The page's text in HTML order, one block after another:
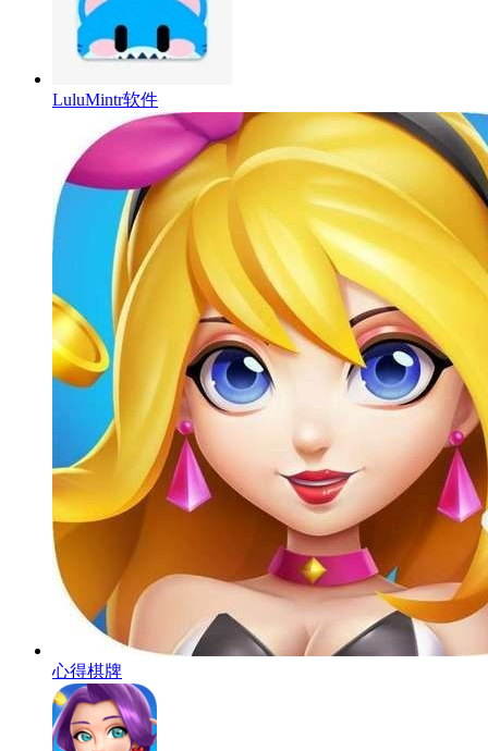
LuluMintr软件
心得棋牌